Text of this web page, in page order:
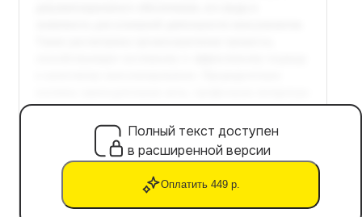
Полный текст доступен
в расширенной версии
Оплатить 449 р.